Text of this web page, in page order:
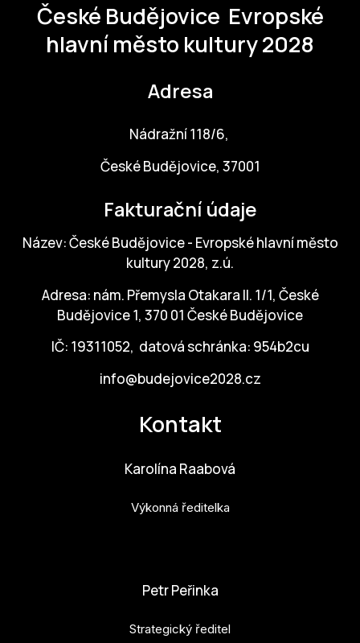
České Budějovice Evropské
hlavní město kultury 2028
Adresa
Nádražní 118/6,
České Budějovice, 37001
Fakturační údaje
Název: České Budějovice - Evropské hlavní město
kultury 2028, z.ú.
Adresa: nám. Přemysla Otakara II. 1/1, České
Budějovice 1, 370 01 České Budějovice
IČ: 19311052, datová schránka: 954b2cu
info@budejovice2028.cz
Kontakt
Karolína Raabová
Výkonná ředitelka
Petr Peřinka
Strategický ředitel